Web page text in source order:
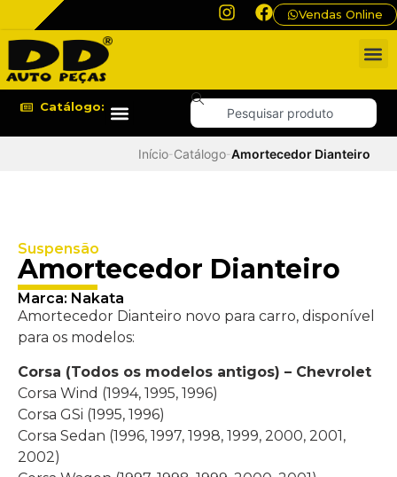
Vendas Online
Catálogo:
Início-Catálogo-Amortecedor Dianteiro
Suspensão
Amortecedor Dianteiro
Marca: Nakata
Amortecedor Dianteiro novo para carro, disponível
para os modelos:
Corsa (Todos os modelos antigos) – Chevrolet
Corsa Wind (1994, 1995, 1996)
Corsa GSi (1995, 1996)
Corsa Sedan (1996, 1997, 1998, 1999, 2000, 2001,
2002)